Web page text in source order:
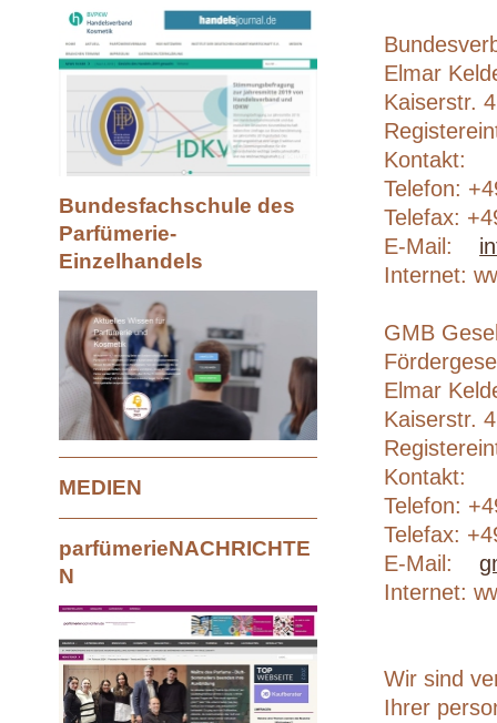
Elmar
Kaiserstr.
Kontakt:
Telefon:
Telefax:
E-Mail:
Internet:
GMB
Elmar
Kaiserstr.
Kontakt:
Telefon:
Telefax:
E-Mail:
Internet:
Wir sind
Ihrer
Bundesfachschule des
Parfümerie-
Einzelhandels
MEDIEN
parfümerieNACHRICHTE
N